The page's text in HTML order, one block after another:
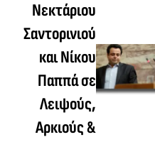
Νεκτάριου
Σαντορινιού
και Νίκου
Παππά σε
Λειψούς,
Αρκιούς &